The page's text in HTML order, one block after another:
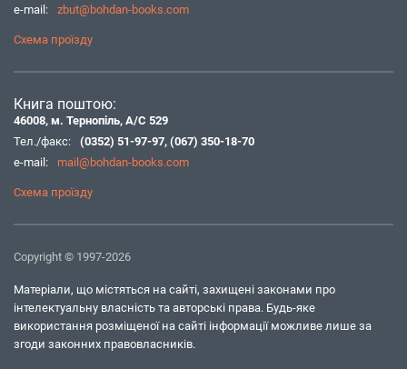
e-mail:
zbut@bohdan-books.com
Схема проїзду
Книга поштою:
46008, м. Тернопіль, А/С 529
Тел./факс:
(0352) 51-97-97, (067) 350-18-70
e-mail:
mail@bohdan-books.com
Схема проїзду
Copyright © 1997-2026
Матеріали, що містяться на сайті, захищені законами про
інтелектуальну власність та авторські права. Будь-яке
використання розміщеної на сайті інформації можливе лише за
згоди законних правовласників.